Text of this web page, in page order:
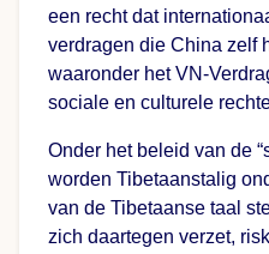
een recht dat
verdragen die China zelf
waaronder het VN-
sociale en culturele
Onder het beleid van de
worden Tibetaanstalig
van de Tibetaanse taal
zich daartegen verzet,